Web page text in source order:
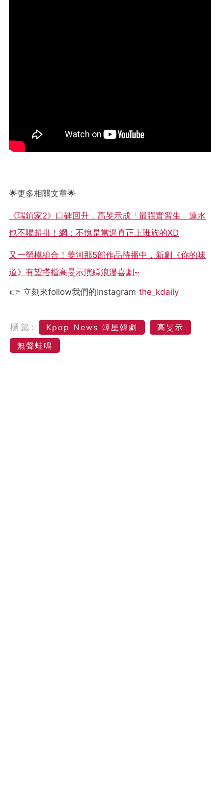
🌟更多相關文章🌟
《瑞鎮家2》口碑回升，高旻示成「最强實習生」連水
也不喝超拼！網：不愧是當過真正上班族的XD
又一勞模組合！姜河那5部作品待播中，新劇《你的味
道》有望搭檔高旻示演繹浪漫喜劇~
👉 立刻來follow我們的Instagram the_kdaily
標籤: Kpop News 韓星韓劇
高旻示
無聲蛙鳴